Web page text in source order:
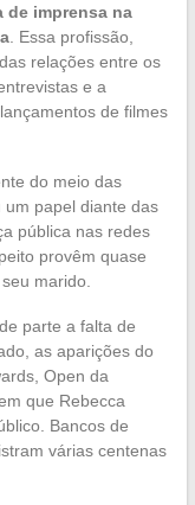
de imprensa na
. Essa profissão,
relações entre os
e a
de filmes
do meio das
um papel diante das
pública nas redes
provêm quase
marido.
parte a falta de
as aparições do
Open da
que Rebecca
Bancos de
várias centenas